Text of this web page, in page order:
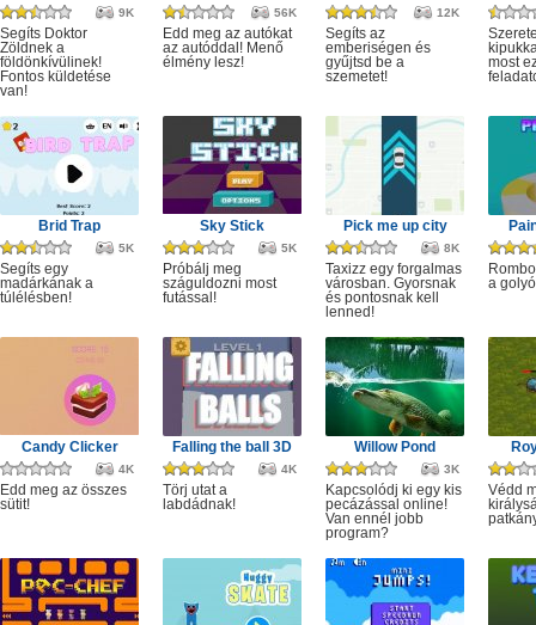
9K
Segíts Doktor
Zöldnek a
földönkívülinek!
Fontos küldetése
van!
56K
Edd meg az autókat
az autóddal! Menő
élmény lesz!
12K
Segíts az
emberiségen és
gyűjtsd be a
szemetet!
most
Brid Trap
5K
Segíts egy
madárkának a
túlélésben!
Sky Stick
5K
Próbálj meg
száguldozni most
futással!
Pick me up city
8K
Taxizz egy forgalmas
városban. Gyorsnak
és pontosnak kell
lenned!
a
Candy Clicker
4K
Edd meg az összes
sütit!
Falling the ball 3D
4K
Törj utat a
labdádnak!
Willow Pond
3K
Kapcsolódj ki egy kis
pecázással online!
Van ennél jobb
program?
Védd